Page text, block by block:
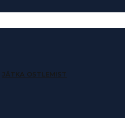
JÄTKA OSTLEMIST